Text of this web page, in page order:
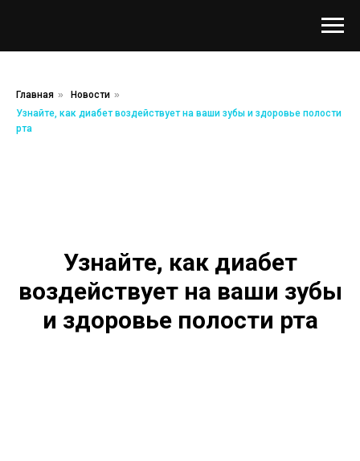
Главная » Новости »
Узнайте, как диабет воздействует на ваши зубы и здоровье полости
рта
Узнайте, как диабет
воздействует на ваши зубы
и здоровье полости рта